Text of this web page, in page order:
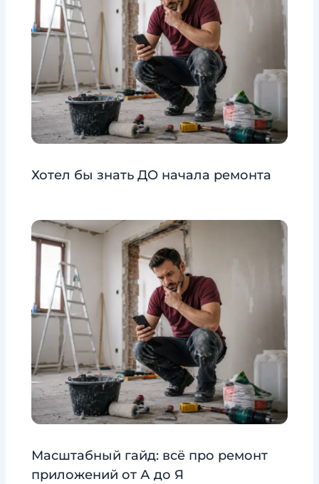
Хотел бы знать ДО начала ремонта
Масштабный гайд: всё про ремонт
приложений от А до Я